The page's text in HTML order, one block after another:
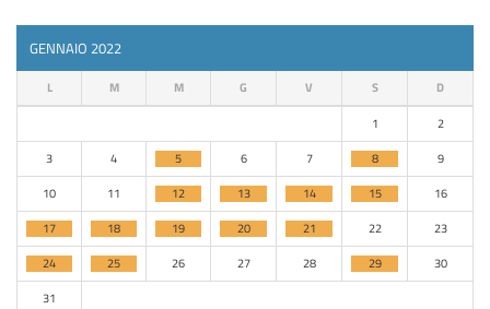
GENNAIO 2022
L M M G V S D
1
2
3
4 5 6 7 8
9
10
11 12 13 14 15
16
17
18 19 20 21 22
23
24
25 26 27 28 29
30
31